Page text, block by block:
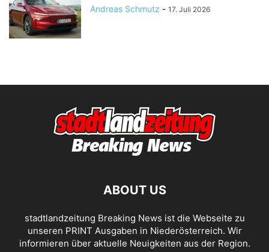
Andreas Schmutz - 17. Juli 2026
ABOUT US
stadtlandzeitung Breaking News ist die Webseite zu
unseren PRINT Ausgaben in Niederösterreich. Wir
informieren über aktuelle Neuigkeiten aus der Region.